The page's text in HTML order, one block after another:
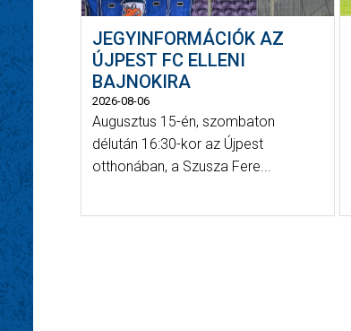
JEGYINFORMÁCIÓK AZ
ÚJPEST FC ELLENI
BAJNOKIRA
2026-08-06
Augusztus 15-én, szombaton
délután 16:30-kor az Újpest
otthonában, a Szusza Fere...